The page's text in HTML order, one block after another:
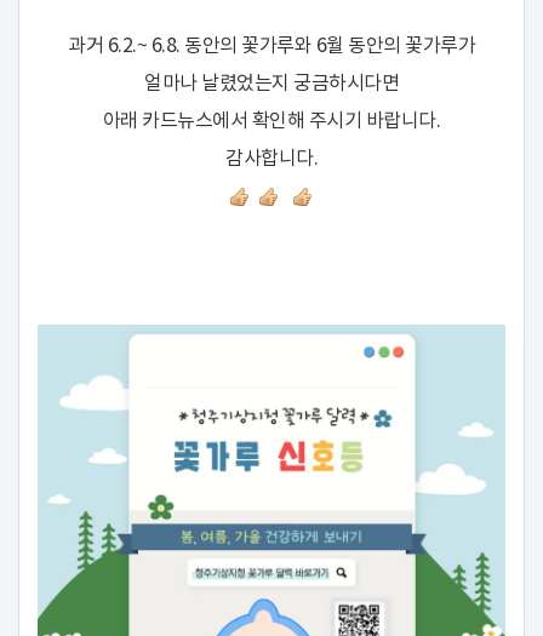
과거 6.2.~ 6.8. 동안의 꽃가루와 6월 동안의 꽃가루가
얼마나 날렸었는지 궁금하시다면
아래 카드뉴스에서 확인해 주시기 바랍니다.
감사합니다.